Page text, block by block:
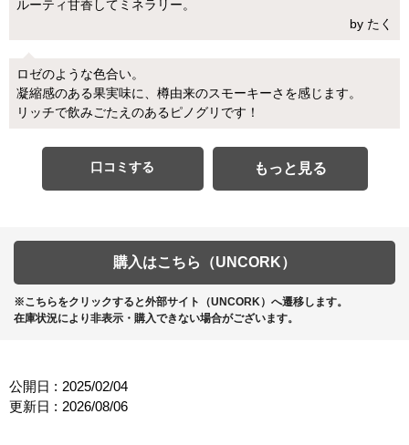
ルーティ甘香してミネラリー。
by たく
ロゼのような色合い。
凝縮感のある果実味に、樽由来のスモーキーさを感じます。
リッチで飲みごたえのあるピノグリです！
口コミする もっと見る
購入はこちら（UNCORK）
※こちらをクリックすると外部サイト（UNCORK）へ遷移します。
在庫状況により非表示・購入できない場合がございます。
公開日 : 2025/02/04
更新日 : 2026/08/06